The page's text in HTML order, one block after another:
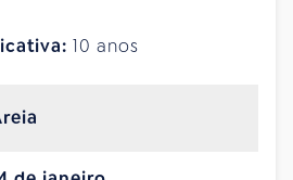
10 anos